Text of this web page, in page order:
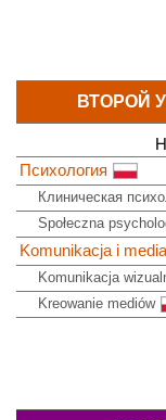
ВТОРОЙ
Психология
Клиническая
Społeczna
Komunikacja i media
Komunikacja
Kreowanie mediów